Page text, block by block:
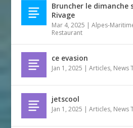
Bruncher le dimanche
Rivage
Mar 4, 2025 |Alpes-
Restaurant
ce evasion
Jan 1, 2025 |Articles, News
jetscool
Jan 1, 2025 |Articles, News